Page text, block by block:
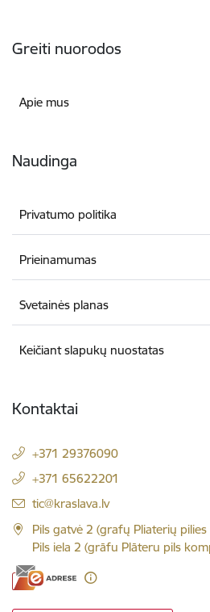
Greiti nuorodos
Apie mus
Naudinga
Privatumo politika
Prieinamumas
Svetainės planas
Keičiant slapukų nuostatas
Kontaktai
+371 29376090
+371 65622201
El. paštas:
tic@kraslava.lv
Pils gatvė 2 (grafų Pliaterių
Pils iela 2 (grāfu Plāteru pils